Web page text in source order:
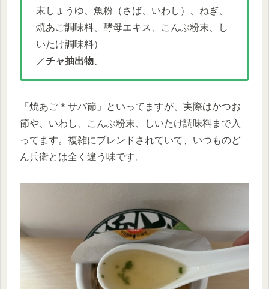
末しょうゆ、魚粉（さば、いわし）、ねぎ、
焼あご調味料、酵母エキス、こんぶ粉末、し
いたけ調味料）
／チャ抽出物
「焼あご＊サバ節」といってますが、実際はかつお
節や、いわし、こんぶ粉末、しいたけ調味料まで入
ってます。複雑にブレンドされていて、いつものど
ん兵衛とは全く違う味です。